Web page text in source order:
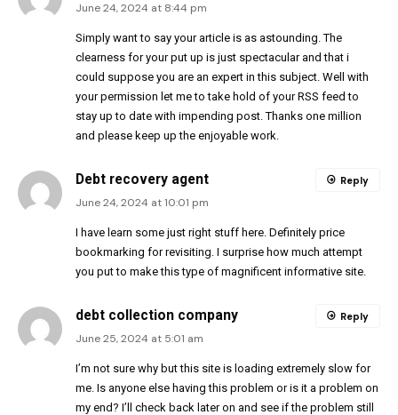
June 24, 2024 at 8:44 pm
Simply want to say your article is as astounding. The
clearness for your put up is just spectacular and that i
could suppose you are an expert in this subject. Well with
your permission let me to take hold of your RSS feed to
stay up to date with impending post. Thanks one million
and please keep up the enjoyable work.
Debt recovery agent
June 24, 2024 at 10:01 pm
I have learn some just right stuff here. Definitely price
bookmarking for revisiting. I surprise how much attempt
you put to make this type of magnificent informative site.
Reply
debt collection company
June 25, 2024 at 5:01 am
I’m not sure why but this site is loading extremely slow for
me. Is anyone else having this problem or is it a problem on
my end? I’ll check back later on and see if the problem still
Reply